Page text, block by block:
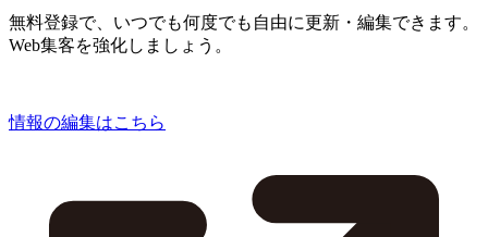
無料登録で、いつでも何度でも自由に更新・編集できます。
Web集客を強化しましょう。
情報の編集はこちら